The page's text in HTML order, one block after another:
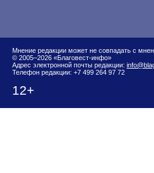
Мнение редакции может не совпадать с
© 2005–2026 «Благовест-инфо»
Адрес электронной почты редакции:
Телефон редакции: +7 499 264 97 72
12+